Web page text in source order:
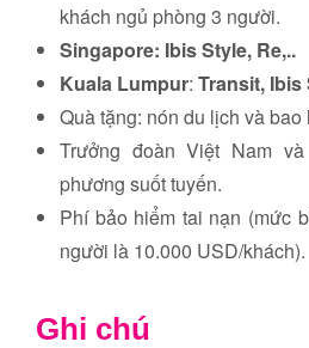
khách ngủ phòng 3 người.
Singapore: Ibis Style, Re,..
Kuala Lumpur: Transit,
Quà tặng: nón du lịch và bao
Trưởng đoàn Việt Nam
phương suốt tuyến.
Phí bảo hiểm tai nạn (mức
người là 10.000 USD/khách).
Ghi chú